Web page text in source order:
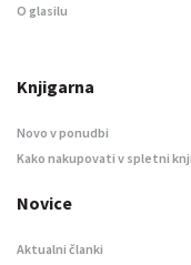
O glasilu
Knjigarna
Novo v ponudbi
Kako nakupovati v spletni
Novice
Aktualni članki